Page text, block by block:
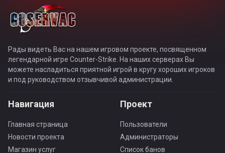
Рады видеть Вас на нашем игровом проекте, посвященном
легендарной игре Counter-Strike. На наших серверах Вы
можете насладиться приятной игрой в кругу хороших игроков
и под руководством отзывчивой администрации.
Навигация
Главная страница
Новости проекта
Магазин услуг
Проект
Пользователи
Администраторы
Список банов